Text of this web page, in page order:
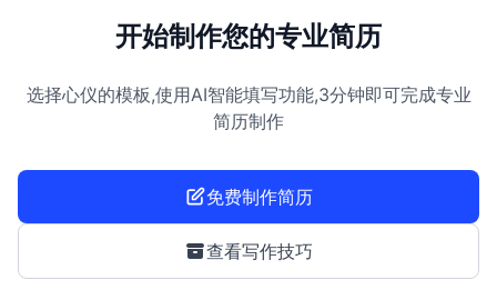
开始制作您的专业简历
选择心仪的模板,使用AI智能填写功能,3分钟即可完成专业
简历制作
免费制作简历
查看写作技巧